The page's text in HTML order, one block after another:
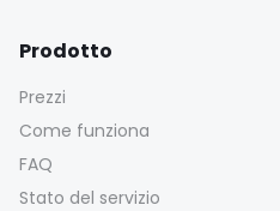
Prodotto
Prezzi
Come funziona
FAQ
Stato del servizio